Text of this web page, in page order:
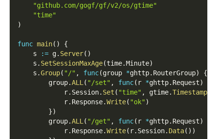
"github.com/gogf/gf/v2/os/gtime"
"time"
)
func main( )
{
    s
:= g. Server( )
    s
. SetSessionMaxAge(time.Minute)
    s
.Group( "/" , func(group *ghttp. RouterGroup)
{
        group
.ALL ( "/set" , func( r *ghttp. Request)
            r
. Session. Set ( "time" , gtime.Timestamp
            r
. Response.Write( "ok")
})
        group
.ALL ( "/get" , func( r *ghttp. Request)
            r
. Response.Write( r. Session. Data( ) )